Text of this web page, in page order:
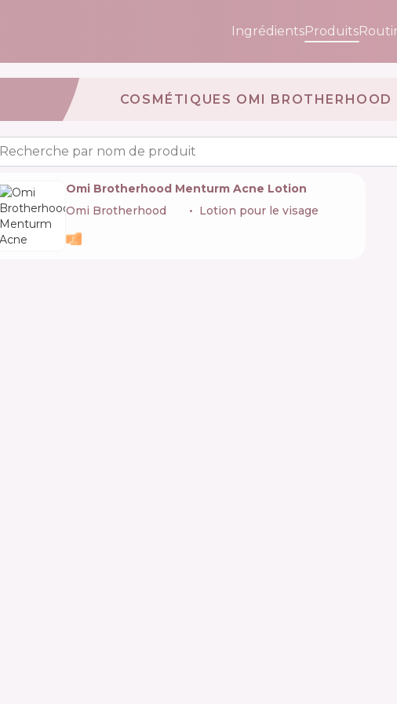
IngrédientsProduits
COSMÉTIQUES OMI BROTHERHOOD
Recherche par nom de produit
Omi Brotherhood Menturm Acne Lotion
Omi Brotherhood
Lotion pour le visage